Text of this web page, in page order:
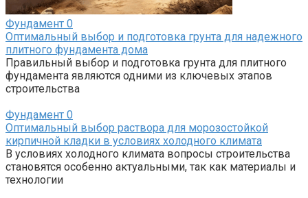
Фундамент 0
Оптимальный выбор и подготовка грунта для надежного
плитного фундамента дома
Правильный выбор и подготовка грунта для плитного
фундамента являются одними из ключевых этапов
строительства
Фундамент 0
Оптимальный выбор раствора для морозостойкой
кирпичной кладки в условиях холодного климата
В условиях холодного климата вопросы строительства
становятся особенно актуальными, так как материалы и
технологии